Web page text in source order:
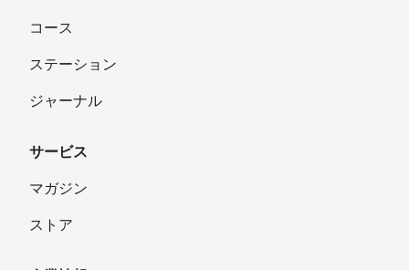
わたる
コース
ステーション
ジャーナル
サービス
マガジン
ストア